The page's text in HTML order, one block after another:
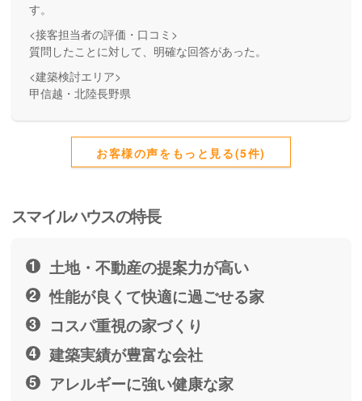
す。
<接客担当者の評価・口コミ>
質問したことに対して、明確な回答があった。
<建築検討エリア>
甲信越・北陸長野県
お客様の声をもっと見る(5件)
スマイルハウスの特長
土地・不動産の提案力が高い
性能が良くて快適に過ごせる家
コスパ重視の家づくり
建築実績が豊富な会社
アレルギーに強い健康な家